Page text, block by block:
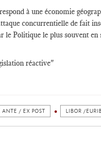
à une économie
concurrentielle de fait
le Politique le plus souvent
réactive"
ANTE / EX POST LIBOR /